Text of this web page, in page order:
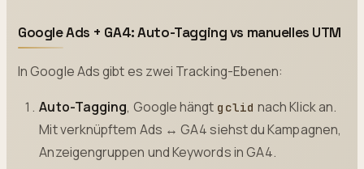
Google Ads + GA4: Auto-Tagging vs manuelles UTM
In Google Ads gibt es zwei Tracking-Ebenen:
Auto-Tagging, Google hängt gclid nach Klick an.
Mit verknüpftem Ads ↔ GA4 siehst du Kampagnen,
Anzeigengruppen und Keywords in GA4.